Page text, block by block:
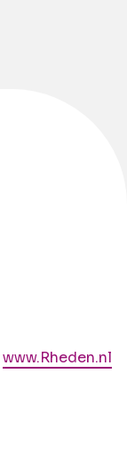
www.Rheden.nl